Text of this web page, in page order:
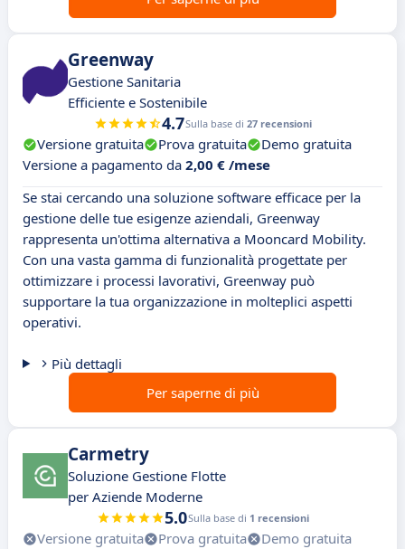
Greenway
Gestione Sanitaria
Efficiente e Sostenibile
4.7Sulla base di 27 recensioni
Versione gratuita Prova gratuita
Demo gratuita
Versione a pagamento da 2,00 € /mese
Se stai cercando una soluzione software efficace per la
gestione delle tue esigenze aziendali, Greenway
rappresenta un'ottima alternativa a Mooncard Mobility.
Con una vasta gamma di funzionalità progettate per
ottimizzare i processi lavorativi, Greenway può
supportare la tua organizzazione in molteplici aspetti
operativi.
Più dettagli
Per saperne di più
Carmetry
Soluzione Gestione Flotte
per Aziende Moderne
5.0Sulla base di 1 recensioni
Versione gratuita Prova gratuita
Demo gratuita